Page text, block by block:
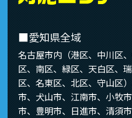
■愛知県全域
名古屋市内（港区、中川区
区、南区、緑区、天白区、
区、名東区、北区、守山区
市、犬山市、江南市、小牧
市、豊明市、日進市、清須